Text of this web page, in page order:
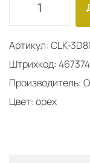
Артикул: CLK-
Штрихкод:
Производитель:
Цвет: орех